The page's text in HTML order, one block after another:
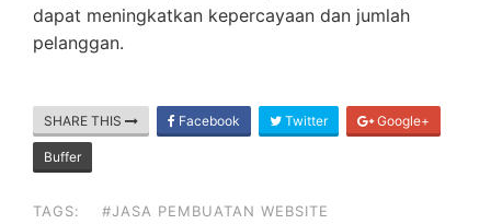
dapat meningkatkan kepercayaan dan jumlah
pelanggan.
SHARE THIS Facebook Twitter Google+
Buffer
TAGS: #JASA PEMBUATAN WEBSITE